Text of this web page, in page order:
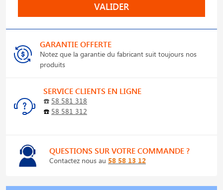
VALIDER
GARANTIE OFFERTE
Notez que la garantie du fabricant suit toujours nos
produits
SERVICE CLIENTS EN LIGNE
☎️ 58 581 318
☎️ 58 581 312
QUESTIONS SUR VOTRE COMMANDE ?
Contactez nous au 58 58 13 12